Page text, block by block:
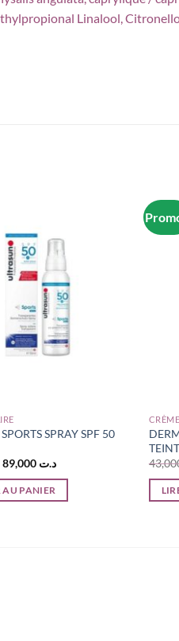
Linalool,
SPRAY SPF 50
Le
prix
initial
était :
د.تLe
actuel
AU PANIER